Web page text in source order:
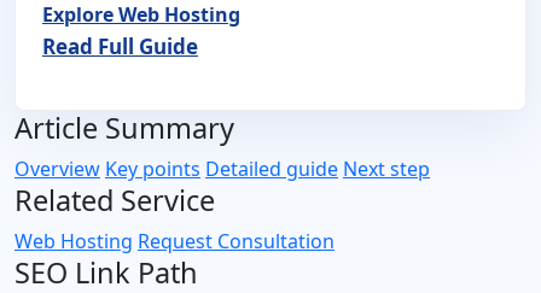
Explore Web Hosting
Read Full Guide
Article Summary
Overview Key points Detailed guide Next step
Related Service
Web Hosting Request Consultation
SEO Link Path